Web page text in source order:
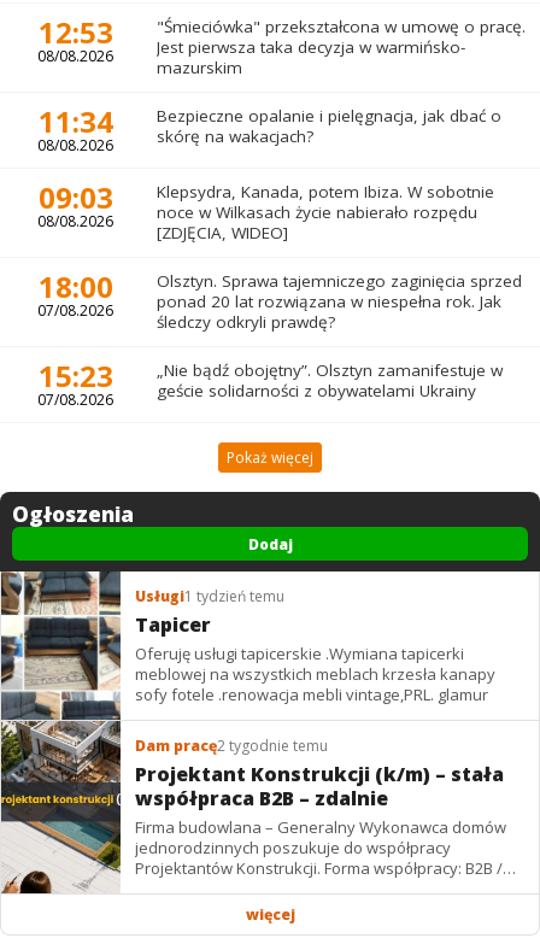
12:53
08/08.2026
"Śmieciówka" przekształcona w umowę o pracę.
Jest pierwsza taka decyzja w warmińsko-
mazurskim
11:34
08/08.2026
Bezpieczne opalanie i pielęgnacja, jak dbać o
skórę na wakacjach?
09:03
08/08.2026
Klepsydra, Kanada, potem Ibiza. W sobotnie
noce w Wilkasach życie nabierało rozpędu
[ZDJĘCIA, WIDEO]
18:00
07/08.2026
Olsztyn. Sprawa tajemniczego zaginięcia sprzed
ponad 20 lat rozwiązana w niespełna rok. Jak
śledczy odkryli prawdę?
15:23
07/08.2026
„Nie bądź obojętny”. Olsztyn zamanifestuje w
geście solidarności z obywatelami Ukrainy
Pokaż więcej
Ogłoszenia
Dodaj
Usługi1 tydzień temu
Tapicer
Oferuję usługi tapicerskie .Wymiana tapicerki
meblowej na wszystkich meblach krzesła kanapy
sofy fotele .renowacja mebli vintage,PRL. glamur
Dam pracę2 tygodnie temu
Projektant Konstrukcji (k/m) – stała
współpraca B2B – zdalnie
Firma budowlana – Generalny Wykonawca domów
jednorodzinnych poszukuje do współpracy
Projektantów Konstrukcji. Forma współpracy: B2B /
podwykonawstwo – zdalnie. Wynagrodzenie: ✔
więcej